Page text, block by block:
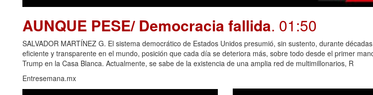
AUNQUE PESE/ Democracia fallida. 01:50
SALVADOR MARTÍNEZ G. El sistema democrático de Estados Unidos presumió, sin sustento, durante
eficiente y transparente en el mundo, posición que cada día se deteriora más, sobre todo desde el primer
Trump en la Casa Blanca. Actualmente, se sabe de la existencia de una amplia red de multimillonarios, R
Entresemana.mx